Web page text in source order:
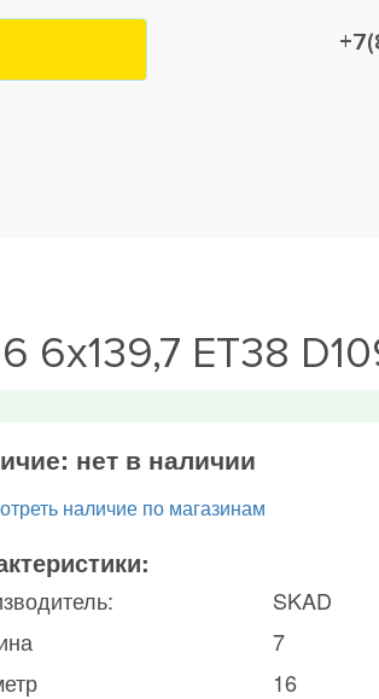
ET38
нет в наличии
наличие по магазинам
SKAD
7
16